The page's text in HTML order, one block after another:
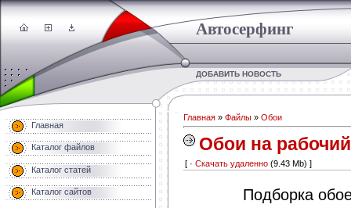
Автосерфинг
ДОБАВИТЬ НОВОСТЬ
Главная
Каталог файлов
Каталог статей
Каталог сайтов
Главная » Файлы » Обои
Обои на
[ · Скачать удаленно (9.43 Mb) ]
Подборка